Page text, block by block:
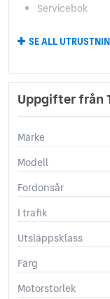
Servicebok
SE ALL
Uppgifter från
Märke
Modell
Fordonsår
I trafik
Utsläppsklass
Färg
Motorstorlek